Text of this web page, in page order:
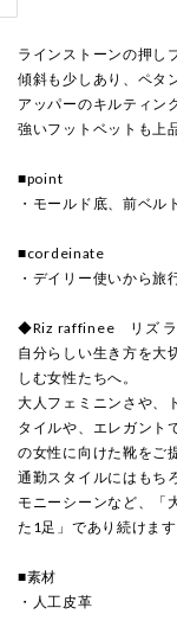
ラインストーンの押し
傾斜も少しあり、ペタ
アッパーのキルティン
強いフットベットも上
■point
・モールド底、前ベル
■cordeinate
・デイリー使いから旅
◆Riz raffinee リズ
自分らしい生き方を大
しむ女性たちへ。
大人フェミニンさや、
タイルや、エレガント
の女性に向けた靴をご
通勤スタイルにはもち
モニーシーンなど、「
た1足」であり続けます
■素材
・人工皮革